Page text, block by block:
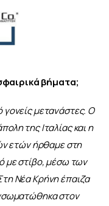
βήματα;
μετανάστες. Ο
της Ιταλίας και η
ετών ήρθαμε στη
με στίβο, μέσω των
Νέα Κρήνη έπαιζα
στον